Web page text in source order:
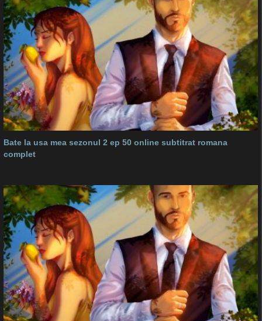
Bate la usa mea sezonul 2 ep 50 online subtitrat romana
complet